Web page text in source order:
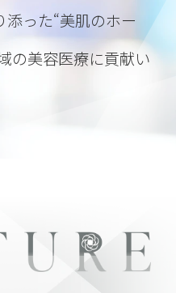
ンの平日リピート
ます。詳しくは
った“美肌のホー
の美容医療に貢献い